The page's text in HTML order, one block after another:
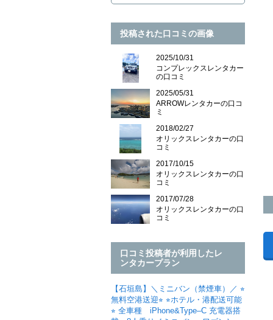
投稿された口コミの画像
2025/10/31
コンプレックスレンタカー
の口コミ
2025/05/31
ARROWレンタカーの口コ
ミ
2018/02/27
オリックスレンタカーの口
コミ
2017/10/15
オリックスレンタカーの口
コミ
2017/07/28
オリックスレンタカーの口
コミ
口コミ投稿者が利用したレ
ンタカープラン
【石垣島】＼ミニバン（禁煙車）／ ⭐︎
無料空港送迎⭐︎ ⭐︎ホテル・港配送可能
⭐︎ 全車種 iPhone&Type–C 充電器搭